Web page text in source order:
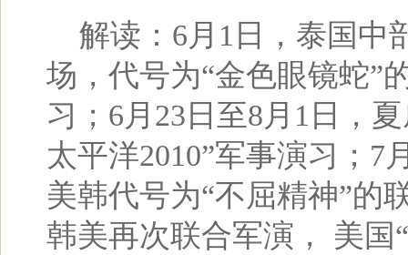
解读：6月1日，泰国中
场，代号为“金色眼镜蛇”
习；6月23日至8月1日，
太平洋2010”军事演习；7
美韩代号为“不屈精神”的
韩美再次联合军演， 美国